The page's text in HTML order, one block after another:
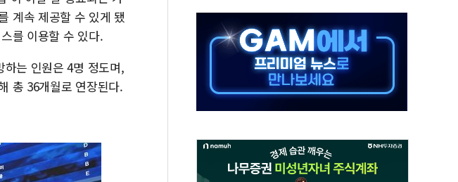
'상품권 사면 대출 가능' 신종 보이스피싱 기승…금감원 소비자경보
SK하이닉스, 생산·사무직 아우른 통합노조 설립 추진
계속 제공할 수 있게 됐
를 이용할 수 있다.
는 인원은 4명 정도며,
총 36개월로 연장된다.